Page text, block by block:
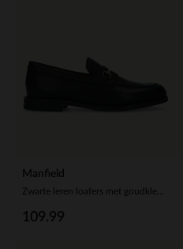
Manfield
109.99